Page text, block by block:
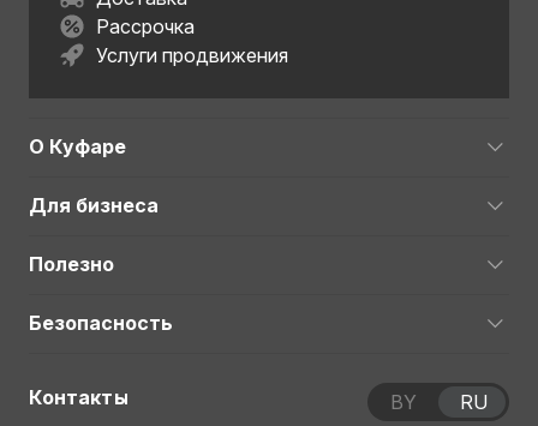
Рассрочка
Услуги продвижения
О Куфаре
Для бизнеса
Полезно
Безопасность
Контакты BY RU